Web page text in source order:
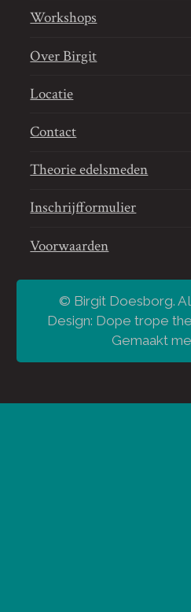
Workshops
Over Birgit
Locatie
Contact
Theorie edelsmeden
Inschrijfformulier
Voorwaarden
© Birgit Doesborg.
Design: Dope trope
Gemaakt